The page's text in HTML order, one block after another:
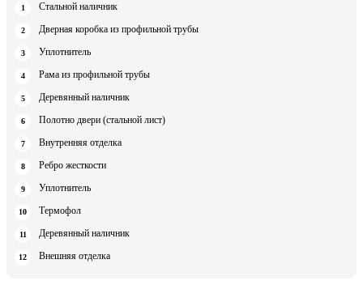
Стальной наличник
Дверная коробка из профильной трубы
Уплотнитель
Рама из профильной трубы
Деревянный наличник
Полотно двери (стальной лист)
Внутренняя отделка
Ребро жесткости
Уплотнитель
Термофол
Деревянный наличник
Внешняя отделка